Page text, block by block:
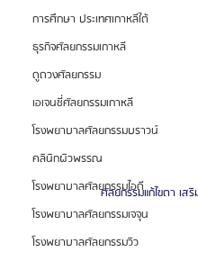
การศึกษา ประเทศเกาหลีใต้
ธุรกิจศัลยกรรมเกาหลี
ดูดวงศัลยกรรม
เอเจนซี่ศัลยกรรมเกาหลี
โรงพยาบาลศัลยกรรมบราวน์
คลินิกผิวพรรณ
โรงพยาบาลศัลยกรรมไอดี
โรงพยาบาลศัลยกรรมเจจุน
โรงพยาบาลศัลยกรรมวิว
ศัลยกรรมแก้ไขตา เส